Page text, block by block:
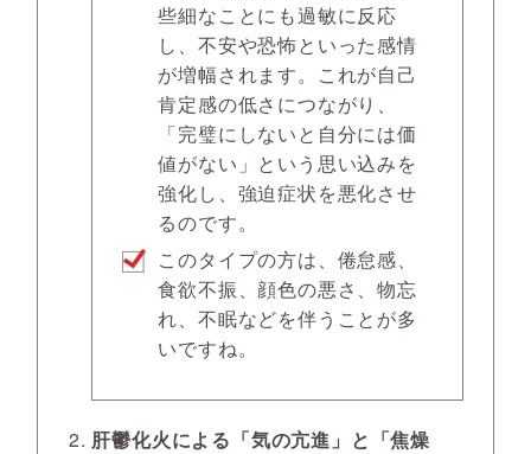
些細なことにも過敏に反応
し、不安や恐怖といった感情
が増幅されます。これが自己
肯定感の低さにつながり、
「完璧にしないと自分には価
値がない」という思い込みを
強化し、強迫症状を悪化させ
るのです。
このタイプの方は、倦怠感、
食欲不振、顔色の悪さ、物忘
れ、不眠などを伴うことが多
いですね。
肝鬱化火による「気の亢進」と「焦燥